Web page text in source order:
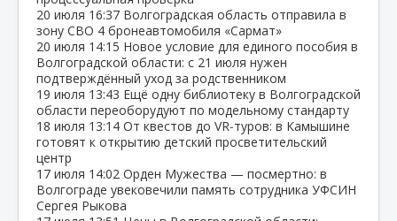
20 июля 16:37 Волгоградская область отправила в
зону СВО 4 бронеавтомобиля «Сармат»
20 июля 14:15 Новое условие для единого пособия в
Волгоградской области: с 21 июля нужен
подтверждённый уход за родственником
19 июля 13:43 Ещё одну библиотеку в Волгоградской
области переоборудуют по модельному стандарту
18 июля 13:14 От квестов до VR‑туров: в Камышине
готовят к открытию детский просветительский
центр
17 июля 14:02 Орден Мужества — посмертно: в
Волгограде увековечили память сотрудника УФСИН
Сергея Рыкова